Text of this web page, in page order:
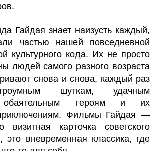
Гайдая знает наизусть каждый,
частью нашей повседневной
культурного кода. Их не просто
людей самого разного возраста
снова и снова, каждый раз
шуткам, удачным
обаятельным героям и их
Фильмы Гайдая —
карточка советского
это вневременная классика, где